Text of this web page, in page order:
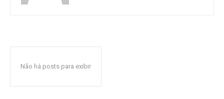
Não há posts para exibir